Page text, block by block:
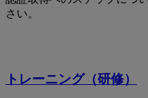
さい。
トレーニング（研修）